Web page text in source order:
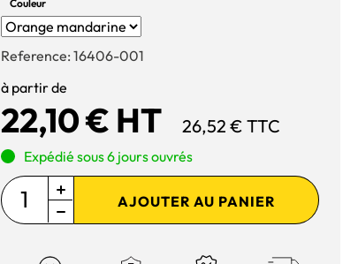
Couleur
Reference: 16406-001
à partir de
22,10 € HT 26,52 € TTC
Expédié sous 6 jours ouvrés
AJOUTER AU PANIER